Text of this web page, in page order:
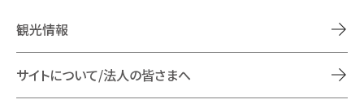
観光情報
サイトについて/法人の皆さまへ